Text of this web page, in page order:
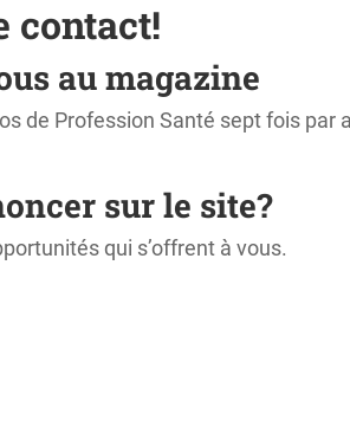
contact!
au magazine
de Profession Santé sept fois par
sur le site?
qui s’offrent à vous.